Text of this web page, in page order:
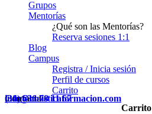
Grupos
Mentorías
¿Qué son las Mentorías?
Reserva sesiones 1:1
Blog
Campus
Registra / Inicia sesión
Perfil de cursos
Carrito
Contacta
(34) 636 78 11 67
info@holisticaformacion.com
Carrito